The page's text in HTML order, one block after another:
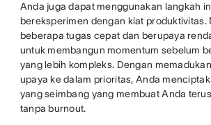
Anda juga dapat menggunakan langkah
bereksperimen dengan kiat produktivitas.
beberapa tugas cepat dan berupaya
untuk membangun momentum sebelum
yang lebih kompleks. Dengan
upaya ke dalam prioritas, Anda
yang seimbang yang membuat Anda
tanpa burnout.